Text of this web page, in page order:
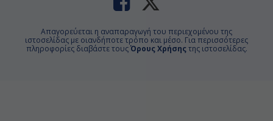
Απαγορεύεται η αναπαραγωγή του περιεχομένου της
ιστοσελίδας με οιανδήποτε τρόπο και μέσο. Για περισσότερες
πληροφορίες διαβάστε τουςΌρους Χρήσης της ιστοσελίδας.